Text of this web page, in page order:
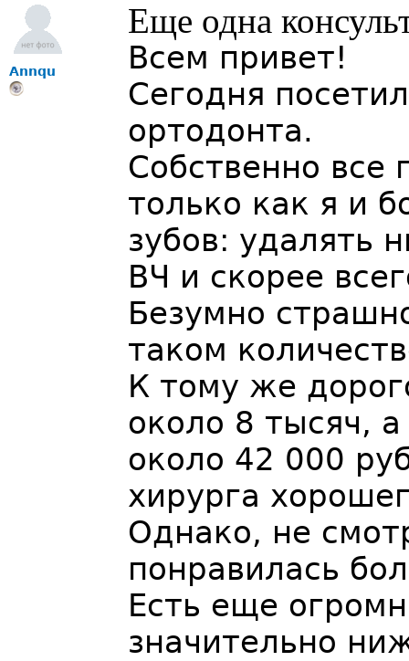
Annqu
Еще одна
Всем привет!
Сегодня
ортодонта.
Собственно
только как я и
зубов: удалять
ВЧ и скорее
Безумно
таком
К тому же
около 8 тысяч,
около 42 000
хирурга
Однако, не
понравилась
Есть еще
значительно